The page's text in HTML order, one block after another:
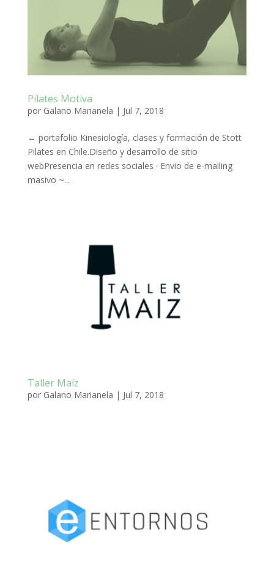
Pilates Motiva
por Galano Marianela | Jul 7, 2018
← portafolio Kinesiología, clases y formación de Stott
Pilates en Chile.Diseño y desarrollo de sitio
webPresencia en redes sociales · Envio de e-mailing
masivo ~...
Taller Maíz
por Galano Marianela | Jul 7, 2018